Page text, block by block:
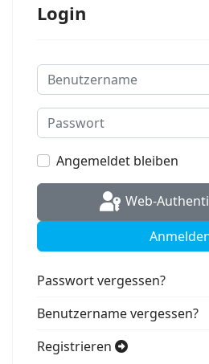
Login
Benutzername
Passwort
Angemeldet bleiben
Web-
Passwort vergessen?
Benutzername vergessen?
Registrieren